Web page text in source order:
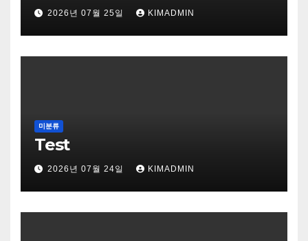
2026년 07월 25일 KIMADMIN
미분류
Test
2026년 07월 24일 KIMADMIN